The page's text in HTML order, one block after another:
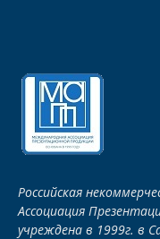
Российская
Ассоциация
учреждена в 1999г. в